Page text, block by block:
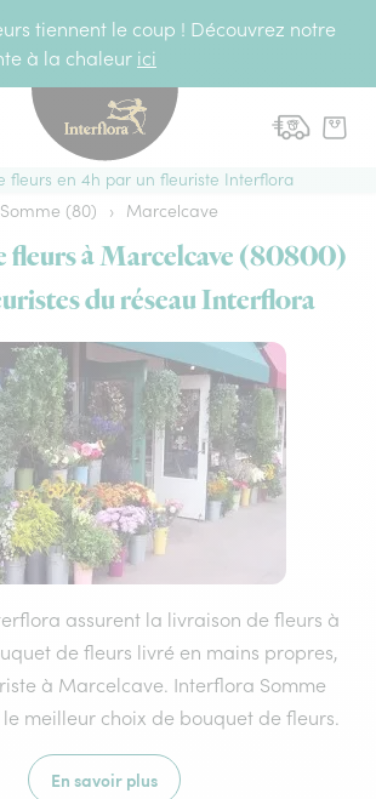
tiennent le coup ! Découvrez notre
à la chaleur ici
fleurs en 4h par un fleuriste Interflora
Somme (80) › Marcelcave
fleurs à Marcelcave (80800)
du réseau Interflora
assurent la livraison de fleurs à
de fleurs livré en mains propres,
à Marcelcave. Interflora Somme
meilleur choix de bouquet de fleurs.
En savoir plus